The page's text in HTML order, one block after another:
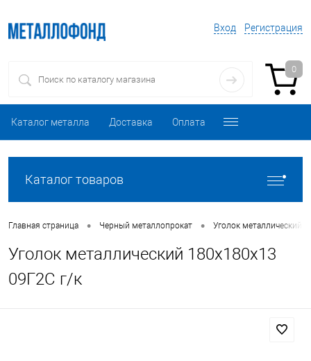
Вход Регистрация
0
Каталог металла Доставка Оплата
Каталог товаров
Главная страница • Черный металлопрокат • Уголок металлический
Уголок металлический 180х180х13
09Г2С г/к